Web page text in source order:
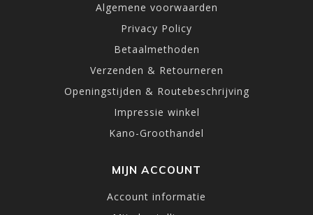
Algemene voorwaarden
Privacy Policy
Betaalmethoden
Verzenden & Retourneren
Openingstijden & Routebeschrijving
Impressie winkel
Kano-Groothandel
MIJN ACCOUNT
Account informatie